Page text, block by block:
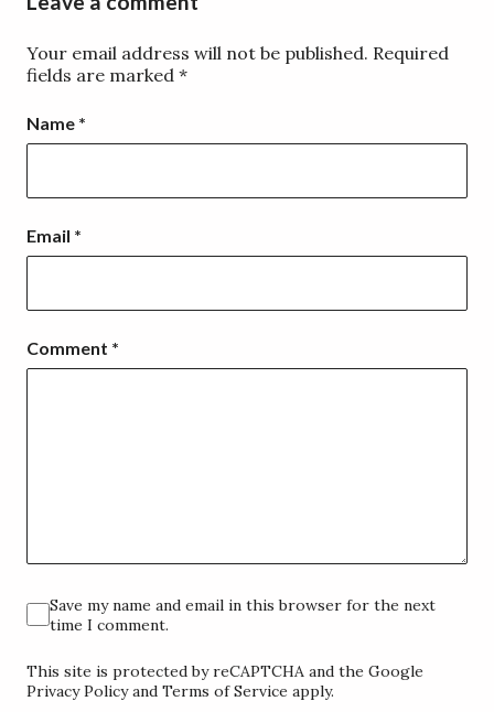
Your email address will not be published. Required
fields are marked *
Name *
Email *
Comment *
Save my name and email in this browser for the next
time I comment.
This site is protected by reCAPTCHA and the Google
Privacy Policy and Terms of Service apply.